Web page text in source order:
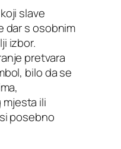
slave
dar s osobnim
izbor.
pretvara
bilo da se
ili
posebno